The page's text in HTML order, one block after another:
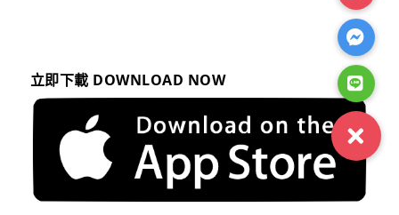
立即下載 DOWNLOAD NOW